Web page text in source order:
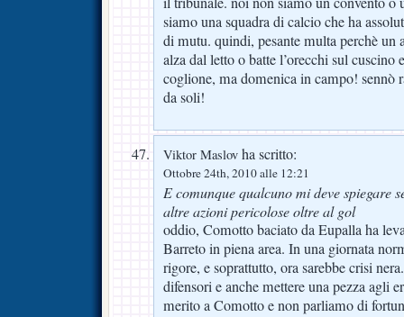
siamo una squadra di calcio che ha
di mutu. quindi, pesante multa perchè un
alza dal letto o batte l’orecchi sul cuscino
coglione, ma domenica in campo! sennò
da soli!
Viktor Maslov ha scritto:
Ottobre 24th, 2010 alle 12:21
E comunque qualcuno mi deve spiegare
altre azioni pericolose oltre al gol
oddio, Comotto baciato da Eupalla ha
Barreto in piena area. In una giornata
rigore, e soprattutto, ora sarebbe crisi
difensori e anche mettere una pezza agli
merito a Comotto e non parliamo di